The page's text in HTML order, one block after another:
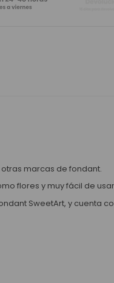
marcas de fondant.
flores y muy fácil de
SweetArt, y cuenta